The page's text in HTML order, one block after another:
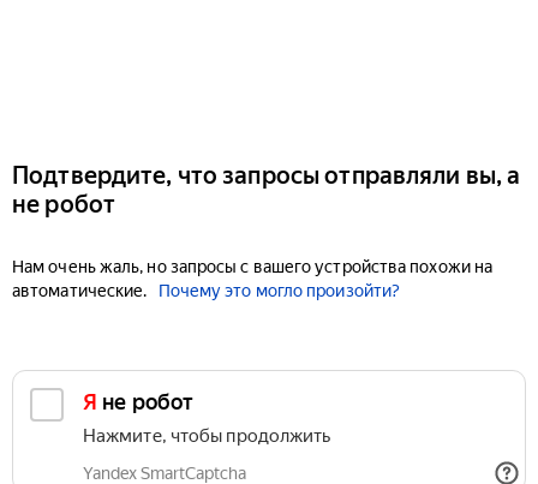
Подтвердите, что запросы отправляли вы, а
не робот
Нам очень жаль, но запросы с вашего устройства похожи на
автоматические.
Почему это могло произойти?
Я не робот
Нажмите, чтобы продолжить
Yandex SmartCaptcha